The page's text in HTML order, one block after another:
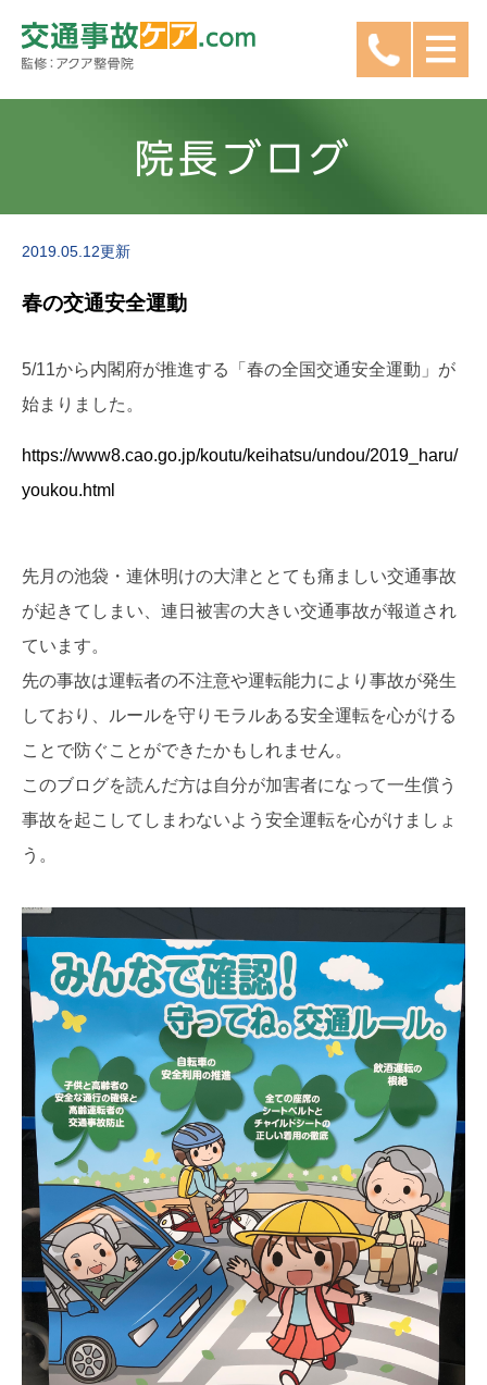
院長ブログ
2019.05.12更新
春の交通安全運動
5/11から内閣府が推進する「春の全国交通安全運動」が
始まりました。
https://www8.cao.go.jp/koutu/keihatsu/undou/2019_haru/
youkou.html
先月の池袋・連休明けの大津ととても痛ましい交通事故
が起きてしまい、連日被害の大きい交通事故が報道され
ています。
先の事故は運転者の不注意や運転能力により事故が発生
しており、ルールを守りモラルある安全運転を心がける
ことで防ぐことができたかもしれません。
このブログを読んだ方は自分が加害者になって一生償う
事故を起こしてしまわないよう安全運転を心がけましょ
う。